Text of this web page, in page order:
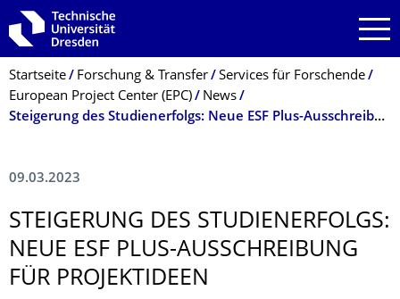
Zur Hauptnavigation springen
Zur Suche springen
Zum Inhalt springen
Breadcrumb-Menü
Startseite Forschung & Transfer
Services für Forschende
European Project Center (EPC)
News
Steigerung des Studienerfolgs: Neue ESF Plus-Ausschreibung für Projektideen
09.03.2023
STEIGERUNG DES STUDIENERFOLGS:
NEUE ESF PLUS-AUSSCHREIBUNG
FÜR PROJEKTIDEEN